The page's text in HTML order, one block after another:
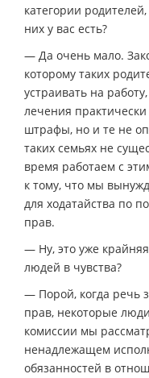
категории
них у вас есть?
— Да очень мало.
которому таких
устраивать на
лечения
штрафы, но и те не
таких семьях не
время работаем с
к тому, что мы
для ходатайства по
прав.
— Ну, это уже
людей в чувства?
— Порой, когда речь
прав, некоторые
комиссии мы
ненадлежащем
обязанностей в